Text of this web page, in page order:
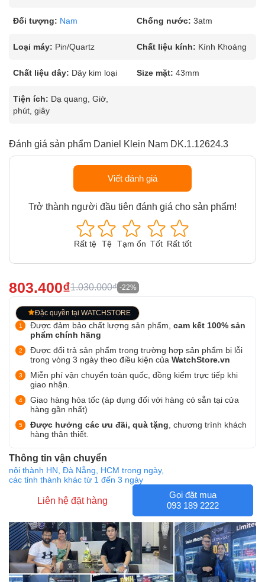
Đối tượng: Nam Chống nước: 3atm
Loại máy: Pin/Quartz Chất liệu kính: Kính Khoáng
Chất liệu dây: Dây kim loại Size mặt: 43mm
Tiện ích: Dạ quang, Giờ,
phút, giây
Đánh giá sản phẩm Daniel Klein Nam DK.1.12624.3
Viết đánh giá
Trở thành người đầu tiên đánh giá cho sản phẩm!
Rất tệ Tệ Tạm ổn Tốt Rất tốt
803.400₫1.030.000₫ -22%
Đặc quyền tại WATCHSTORE
Được đảm bảo chất lượng sản phẩm, cam kết 100% sản
phẩm chính hãng
Được đổi trả sản phẩm trong trường hợp sản phẩm bị lỗi
trong vòng 3 ngày theo điều kiện của WatchStore.vn
Miễn phí vận chuyển toàn quốc, đồng kiểm trực tiếp khi
giao nhận.
Giao hàng hỏa tốc (áp dụng đối với hàng có sẵn tại cửa
hàng gần nhất)
Được hưởng các ưu đãi, quà tặng , chương trình khách
hàng thân thiết.
Thông tin vận chuyển
nội thành HN, Đà Nẵng, HCM trong ngày,
các tỉnh thành khác từ 1 đến 3 ngày
Liên hệ đặt hàng
Gọi đặt mua
093 189 2222